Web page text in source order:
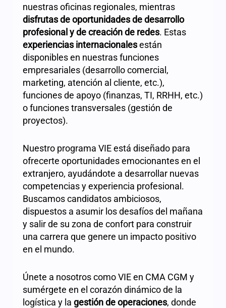
nuestras oficinas regionales, mientras
disfrutas de oportunidades de desarrollo
profesional y de creación de redes. Estas
experiencias internacionalesestán
disponibles en nuestras funciones
empresariales (desarrollo comercial,
marketing, atención al cliente, etc.),
funciones de apoyo (finanzas, TI, RRHH, etc.)
o funciones transversales (gestión de
proyectos).
Nuestro programa VIE está diseñado para
ofrecerte oportunidades emocionantes en el
extranjero, ayudándote a desarrollar nuevas
competencias y experiencia profesional.
Buscamos candidatos ambiciosos,
dispuestos a asumir los desafíos del mañana
y salir de su zona de confort para construir
una carrera que genere un impacto positivo
en el mundo.
Únete a nosotros como VIE en CMA CGM y
sumérgete en el corazón dinámico de la
logística y la gestión de operaciones, donde